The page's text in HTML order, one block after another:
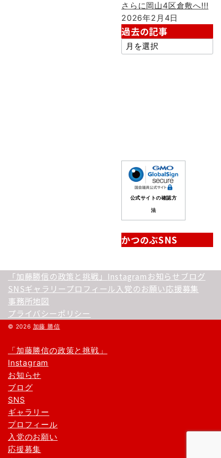
さらに岡山4区倉敷へ!!!
2026年2月4日
過去の記事
過
去
公式サイトの確認方
法
かつのぶSNS
「加藤勝信の政策と挑戦」 Instagram お知らせ ブログ
SNSギャラリープロフィール 入党のお願い応援募集
事務所地図
プライバシーポリシー
© 2026 加藤 勝信
「加藤勝信の政策と挑戦」
Instagram
お知らせ
ブログ
SNS
ギャラリー
プロフィール
入党のお願い
応援募集